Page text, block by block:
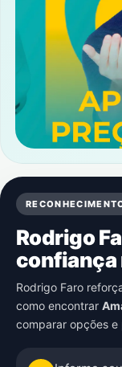
Rodrigo
confiança
Rodrigo Faro
como encontrar
comparar opções e